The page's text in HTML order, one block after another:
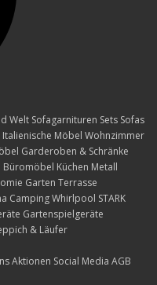
Welt Sofagarnituren Sets Sofas
Italienische Möbel Wohnzimmer
Garderoben & Schränke
Büromöbel Küchen Metall
Garten Terrasse
Camping Whirlpool STARK
Gartenspielgeräte
& Läufer
Aktionen Social Media AGB